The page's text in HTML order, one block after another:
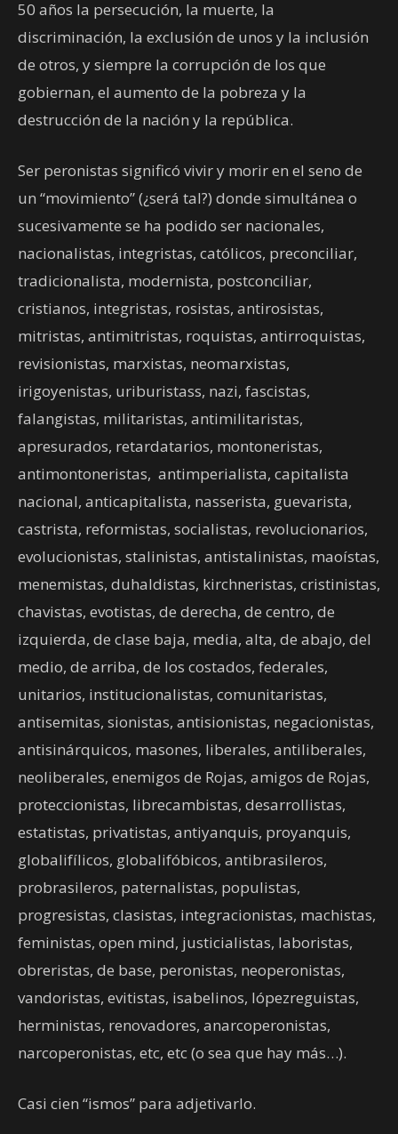
50 años la persecución, la muerte, la
discriminación, la exclusión de unos y la inclusión
de otros, y siempre la corrupción de los que
gobiernan, el aumento de la pobreza y la
destrucción de la nación y la república.
Ser peronistas significó vivir y morir en el seno de
un “movimiento” (¿será tal?) donde simultánea o
sucesivamente se ha podido ser nacionales,
nacionalistas, integristas, católicos, preconciliar,
tradicionalista, modernista, postconciliar,
cristianos, integristas, rosistas, antirosistas,
mitristas, antimitristas, roquistas, antirroquistas,
revisionistas, marxistas, neomarxistas,
irigoyenistas, uriburistass, nazi, fascistas,
falangistas, militaristas, antimilitaristas,
apresurados, retardatarios, montoneristas,
antimontoneristas, antimperialista, capitalista
nacional, anticapitalista, nasserista, guevarista,
castrista, reformistas, socialistas, revolucionarios,
evolucionistas, stalinistas, antistalinistas, maoístas,
menemistas, duhaldistas, kirchneristas, cristinistas,
chavistas, evotistas, de derecha, de centro, de
izquierda, de clase baja, media, alta, de abajo, del
medio, de arriba, de los costados, federales,
unitarios, institucionalistas, comunitaristas,
antisemitas, sionistas, antisionistas, negacionistas,
antisinárquicos, masones, liberales, antiliberales,
neoliberales, enemigos de Rojas, amigos de Rojas,
proteccionistas, librecambistas, desarrollistas,
estatistas, privatistas, antiyanquis, proyanquis,
globalifílicos, globalifóbicos, antibrasileros,
probrasileros, paternalistas, populistas,
progresistas, clasistas, integracionistas, machistas,
feministas, open mind, justicialistas, laboristas,
obreristas, de base, peronistas, neoperonistas,
vandoristas, evitistas, isabelinos, lópezreguistas,
herministas, renovadores, anarcoperonistas,
narcoperonistas, etc, etc (o sea que hay más…).
Casi cien “ismos” para adjetivarlo.